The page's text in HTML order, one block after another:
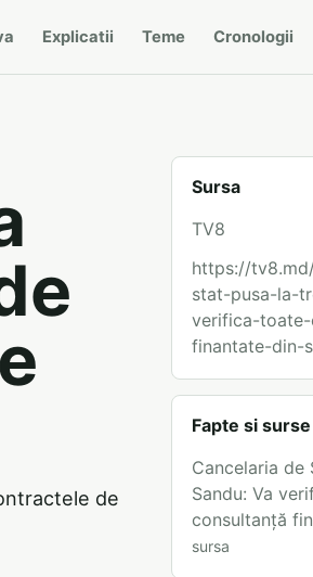
Explicatii Teme Cronologii
de
Sursa
TV8
https://
stat-pusa-la-
verifica-
finantate-din-
Fapte si surse
Cancelaria de
Sandu: Va
consultanță
sursa